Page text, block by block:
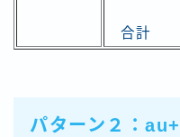
合計
パターン２：au+